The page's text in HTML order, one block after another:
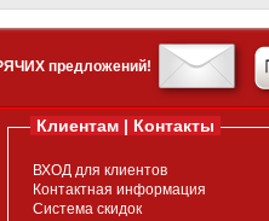
предложений!
Клиентам | Контакты
ВХОД для клиентов
Контактная информация
Система скидок